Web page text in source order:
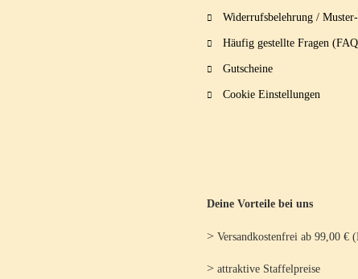
Widerrufsbelehrung /
Häufig gestellte Fragen
Gutscheine
Cookie Einstellungen
Deine Vorteile bei uns
> Versandkostenfrei ab 99,00 €
> attraktive Staffelpreise